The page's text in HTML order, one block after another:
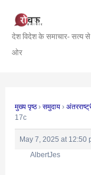
content
देश विदेश के समाचार- सत्य से
ओर
मुख्य पृष्ठ › समुदाय ›
17c
May 7, 2025 at 12:50
AlbertJes
navigation